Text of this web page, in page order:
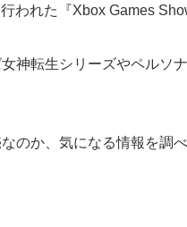
われた『Xbox Games
神転生シリーズやペルソ
のか、気になる情報を調